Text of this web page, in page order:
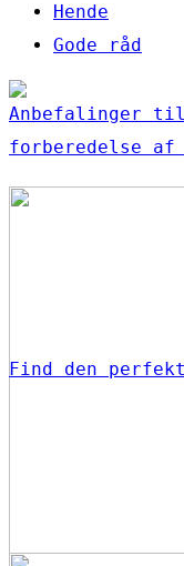
Hende
Gode råd
Anbefalinger
forberedelse af
Find den